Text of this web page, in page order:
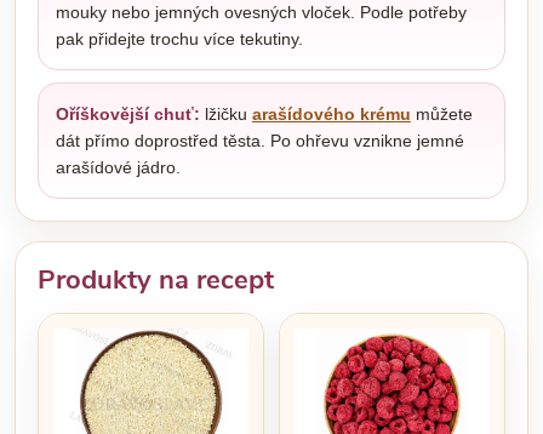
mouky nebo jemných ovesných vloček. Podle potřeby
pak přidejte trochu více tekutiny.
Oříškovější chuť: lžičku arašídového krému můžete
dát přímo doprostřed těsta. Po ohřevu vznikne jemné
arašídové jádro.
Produkty na recept